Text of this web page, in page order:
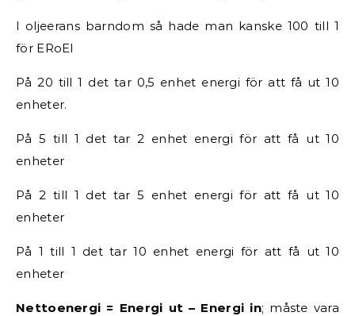
I oljeerans barndom så hade man kanske 100 till 1
för ERoEI
På 20 till 1 det tar 0,5 enhet energi för att få ut 10
enheter.
På 5 till 1 det tar 2 enhet energi för att få ut 10
enheter
På 2 till 1 det tar 5 enhet energi för att få ut 10
enheter
På 1 till 1 det tar 10 enhet energi för att få ut 10
enheter
Nettoenergi = Energi ut – Energi in; måste vara